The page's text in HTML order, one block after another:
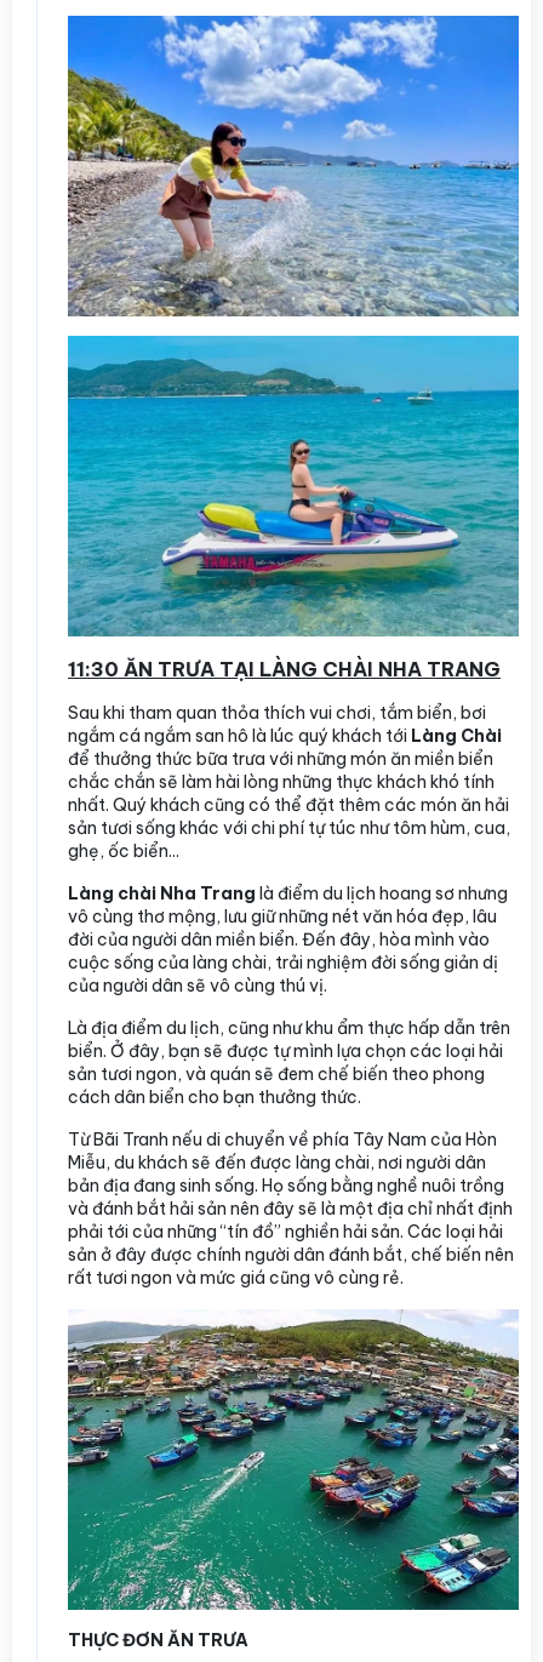
11:30 ĂN TRƯA TẠI LÀNG CHÀI NHA TRANG
Sau khi tham quan thỏa thích vui chơi, tắm biển, bơi
ngắm cá ngắm san hô là lúc quý khách tới Làng Chài
để thưởng thức bữa trưa với những món ăn miền biển
chắc chắn sẽ làm hài lòng những thực khách khó tính
nhất. Quý khách cũng có thể đặt thêm các món ăn hải
sản tươi sống khác với chi phí tự túc như tôm hùm, cua,
ghẹ, ốc biển...
Làng chài Nha Trang là điểm du lịch hoang sơ nhưng
vô cùng thơ mộng, lưu giữ những nét văn hóa đẹp, lâu
đời của người dân miền biển. Đến đây, hòa mình vào
cuộc sống của làng chài, trải nghiệm đời sống giản dị
của người dân sẽ vô cùng thú vị.
Là địa điểm du lịch, cũng như khu ẩm thực hấp dẫn trên
biển. Ở đây, bạn sẽ được tự mình lựa chọn các loại hải
sản tươi ngon, và quán sẽ đem chế biến theo phong
cách dân biển cho bạn thưởng thức.
Từ Bãi Tranh nếu di chuyển về phía Tây Nam của Hòn
Miễu, du khách sẽ đến được làng chài, nơi người dân
bản địa đang sinh sống. Họ sống bằng nghề nuôi trồng
và đánh bắt hải sản nên đây sẽ là một địa chỉ nhất định
phải tới của những “tín đồ” nghiền hải sản. Các loại hải
sản ở đây được chính người dân đánh bắt, chế biến nên
rất tươi ngon và mức giá cũng vô cùng rẻ.
THỰC ĐƠN ĂN TRƯA